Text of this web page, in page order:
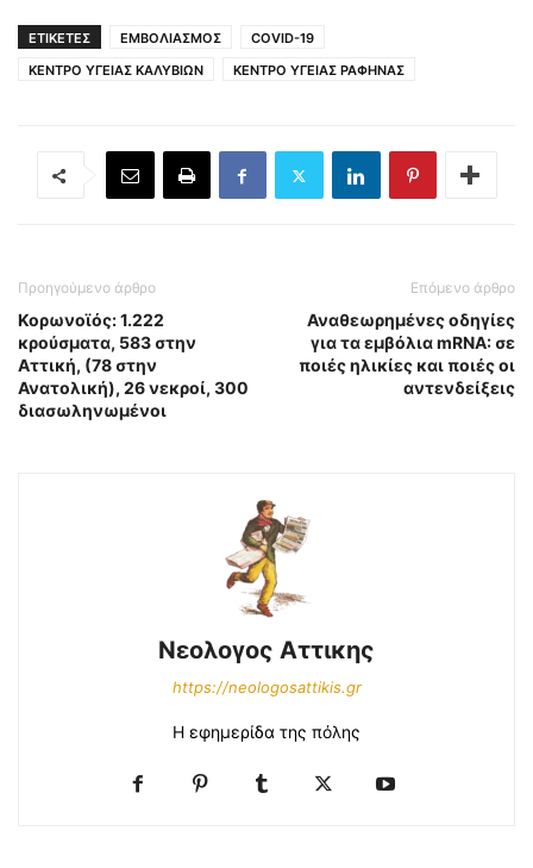
ΕΤΙΚΕΤΕΣ ΕΜΒΟΛΙΑΣΜΟΣ
COVID-19
ΚΕΝΤΡΟ ΥΓΕΙΑΣ ΚΑΛΥΒΙΩΝ
ΚΕΝΤΡΟ ΥΓΕΙΑΣ ΡΑΦΗΝΑΣ
Προηγούμενο άρθρο
Κορωνοϊός: 1.222
κρούσματα, 583 στην
Αττική, (78 στην
Ανατολική), 26 νεκροί, 300
διασωληνωμένοι
Επόμενο άρθρο
Αναθεωρημένες οδηγίες
για τα εμβόλια mRNA: σε
ποιές ηλικίες και ποιές οι
αντενδείξεις
Νεολογος Αττικης
https://neologosattikis.gr
Η εφημερίδα της πόλης